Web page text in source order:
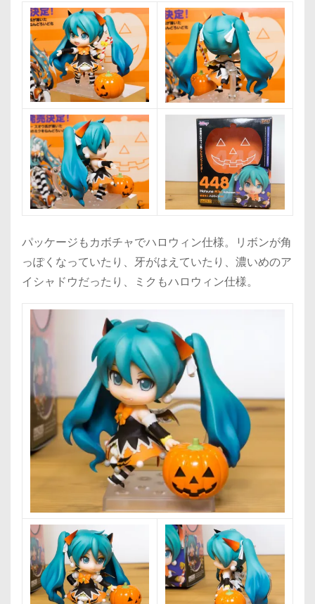
パッケージもカボチャでハロウィン仕様。リボンが角
っぽくなっていたり、牙がはえていたり、濃いめのア
イシャドウだったり、ミクもハロウィン仕様。